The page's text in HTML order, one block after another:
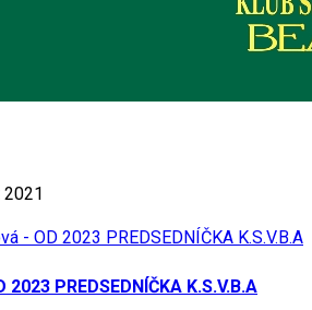
2021
PREDSEDNÍČKA K.S.V.B.A